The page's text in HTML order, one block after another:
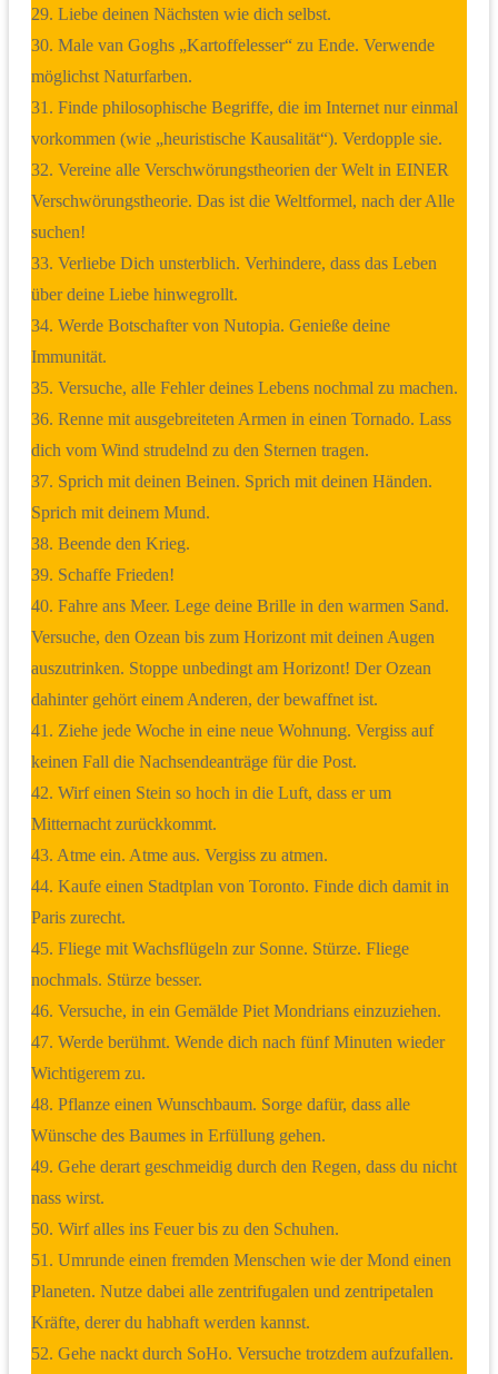
29. Liebe deinen Nächsten wie dich selbst.
30. Male van Goghs „Kartoffelesser“ zu Ende. Verwende
möglichst Naturfarben.
31. Finde philosophische Begriffe, die im Internet nur einmal
vorkommen (wie „heuristische Kausalität“). Verdopple sie.
32. Vereine alle Verschwörungstheorien der Welt in EINER
Verschwörungstheorie. Das ist die Weltformel, nach der Alle
suchen!
33. Verliebe Dich unsterblich. Verhindere, dass das Leben
über deine Liebe hinwegrollt.
34. Werde Botschafter von Nutopia. Genieße deine
Immunität.
35. Versuche, alle Fehler deines Lebens nochmal zu machen.
36. Renne mit ausgebreiteten Armen in einen Tornado. Lass
dich vom Wind strudelnd zu den Sternen tragen.
37. Sprich mit deinen Beinen. Sprich mit deinen Händen.
Sprich mit deinem Mund.
38. Beende den Krieg.
39. Schaffe Frieden!
40. Fahre ans Meer. Lege deine Brille in den warmen Sand.
Versuche, den Ozean bis zum Horizont mit deinen Augen
auszutrinken. Stoppe unbedingt am Horizont! Der Ozean
dahinter gehört einem Anderen, der bewaffnet ist.
41. Ziehe jede Woche in eine neue Wohnung. Vergiss auf
keinen Fall die Nachsendeanträge für die Post.
42. Wirf einen Stein so hoch in die Luft, dass er um
Mitternacht zurückkommt.
43. Atme ein. Atme aus. Vergiss zu atmen.
44. Kaufe einen Stadtplan von Toronto. Finde dich damit in
Paris zurecht.
45. Fliege mit Wachsflügeln zur Sonne. Stürze. Fliege
nochmals. Stürze besser.
46. Versuche, in ein Gemälde Piet Mondrians einzuziehen.
47. Werde berühmt. Wende dich nach fünf Minuten wieder
Wichtigerem zu.
48. Pflanze einen Wunschbaum. Sorge dafür, dass alle
Wünsche des Baumes in Erfüllung gehen.
49. Gehe derart geschmeidig durch den Regen, dass du nicht
nass wirst.
50. Wirf alles ins Feuer bis zu den Schuhen.
51. Umrunde einen fremden Menschen wie der Mond einen
Planeten. Nutze dabei alle zentrifugalen und zentripetalen
Kräfte, derer du habhaft werden kannst.
52. Gehe nackt durch SoHo. Versuche trotzdem aufzufallen.